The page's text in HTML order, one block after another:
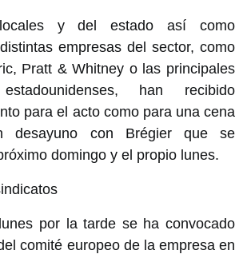
locales y del estado así como
empresas del sector, como
Pratt & Whitney o las principales
han recibido
para el acto como para una cena
desayuno con Brégier que se
domingo y el propio lunes.
por la tarde se ha convocado
comité europeo de la empresa en